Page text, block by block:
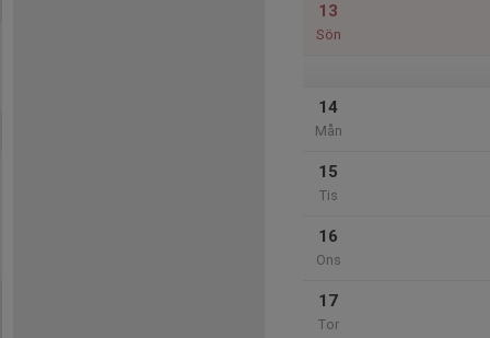
13
Sön
14
Mån
15
Tis
16
Ons
17
Tor